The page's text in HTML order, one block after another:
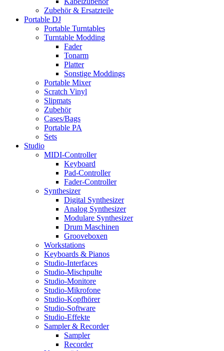
Zubehör & Ersatzteile
Portable DJ
Portable Turntables
Turntable Modding
Fader
Tonarm
Platter
Sonstige Moddings
Portable Mixer
Scratch Vinyl
Slipmats
Zubehör
Cases/Bags
Portable PA
Sets
Studio
MIDI-Controller
Keyboard
Pad-Controller
Fader-Controller
Synthesizer
Digital Synthesizer
Analog Synthesizer
Modulare Synthesizer
Drum Maschinen
Grooveboxen
Workstations
Keyboards & Pianos
Studio-Interfaces
Studio-Mischpulte
Studio-Monitore
Studio-Mikrofone
Studio-Kopfhörer
Studio-Software
Studio-Effekte
Sampler & Recorder
Sampler
Recorder